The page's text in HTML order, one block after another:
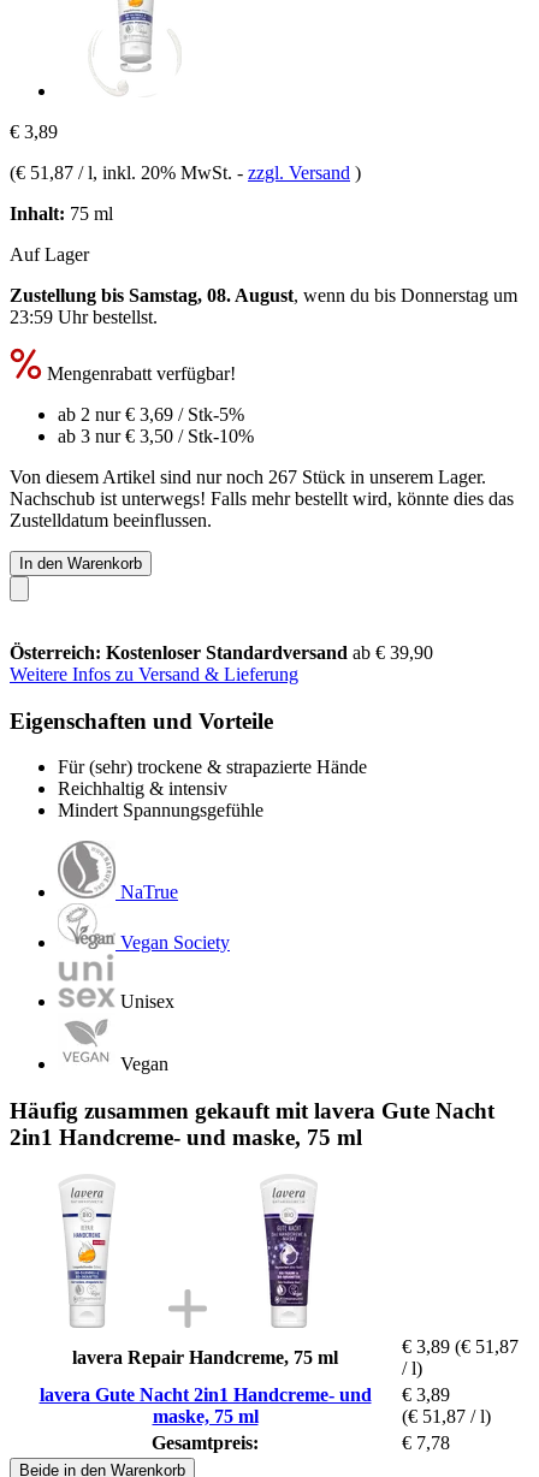
€ 3,89
(€ 51,87 / l, inkl. 20% MwSt. - zzgl. Versand )
Inhalt: 75 ml
Auf Lager
Zustellung bis Samstag, 08. August, wenn du bis Donnerstag um
23:59 Uhrbestellst.
Mengenrabatt verfügbar!
ab 2 nur€ 3,69 / Stk-5%
ab 3 nur€ 3,50 / Stk-10%
Von diesem Artikel sind nur noch 267 Stück in unserem Lager.
Nachschub ist unterwegs! Falls mehr bestellt wird, könnte dies das
Zustelldatum beeinflussen.
In den Warenkorb
Österreich: Kostenloser Standardversand ab € 39,90
Weitere Infos zu Versand & Lieferung
Eigenschaften und Vorteile
Für (sehr) trockene & strapazierte Hände
Reichhaltig & intensiv
Mindert Spannungsgefühle
NaTrue
Vegan Society
Unisex
Vegan
Häufig zusammen gekauft mit lavera Gute Nacht
2in1 Handcreme- und maske, 75 ml
lavera Repair Handcreme, 75 ml
€ 3,89 (€ 51,87
/ l)
lavera Gute Nacht 2in1 Handcreme- und
maske, 75 ml
€ 3,89
(€ 51,87 / l)
Gesamtpreis:
€ 7,78
Beide in den Warenkorb